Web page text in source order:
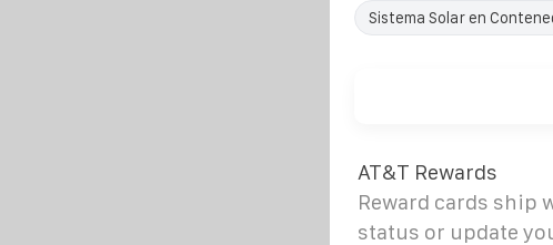
Sistema Solar en
AT&T Rewards
Reward cards ship
status or update